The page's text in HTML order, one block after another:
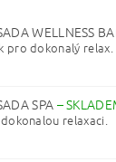
WELLNESS
pro dokonalý relax.
SPA–
relaxaci.